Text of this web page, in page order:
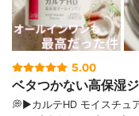
5.00
ベタつかない高保湿
💭▶️カルテHD モイスチュ